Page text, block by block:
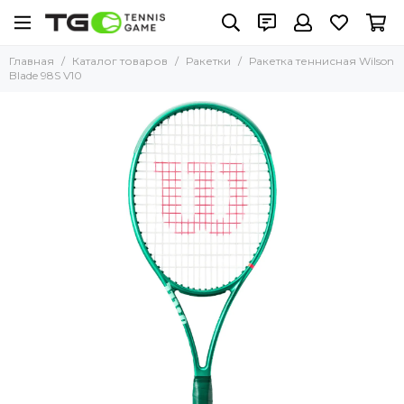
Главная Каталог товаров Ракетки
Ракетка теннисная Wilson
Blade 98S V10